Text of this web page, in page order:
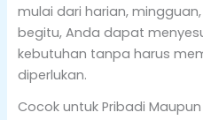
mulai dari harian,
begitu, Anda dapat
kebutuhan tanpa harus
diperlukan.
Cocok untuk Pribadi